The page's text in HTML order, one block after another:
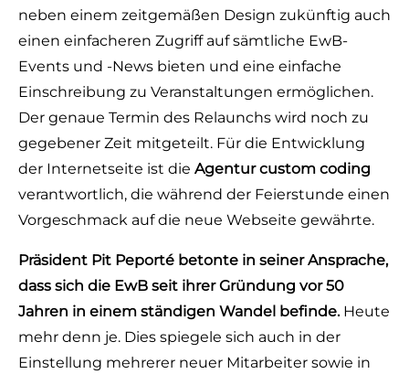
neben einem zeitgemäßen Design zukünftig auch
einen einfacheren Zugriff auf sämtliche EwB-
Events und -News bieten und eine einfache
Einschreibung zu Veranstaltungen ermöglichen.
Der genaue Termin des Relaunchs wird noch zu
gegebener Zeit mitgeteilt. Für die Entwicklung
der Internetseite ist die Agentur custom coding
verantwortlich, die während der Feierstunde einen
Vorgeschmack auf die neue Webseite gewährte.
Präsident Pit Peporté betonte in seiner Ansprache,
dass sich die EwB seit ihrer Gründung vor 50
Jahren in einem ständigen Wandel befinde.Heute
mehr denn je. Dies spiegele sich auch in der
Einstellung mehrerer neuer Mitarbeiter sowie in